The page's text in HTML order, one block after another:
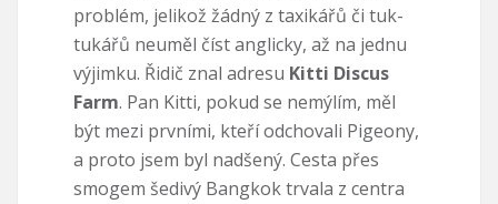
problém, jelikož žádný z taxikářů či tuk-
tukářů neuměl číst anglicky, až na jednu
výjimku. Řidič znal adresu Kitti Discus
Farm. Pan Kitti, pokud se nemýlím, měl
být mezi prvními, kteří odchovali Pigeony,
a proto jsem byl nadšený. Cesta přes
smogem šedivý Bangkok trvala z centra